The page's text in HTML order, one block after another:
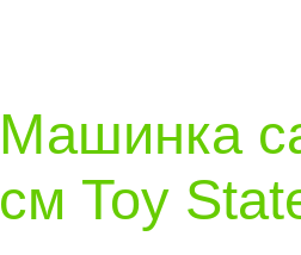
Машинка
см Toy